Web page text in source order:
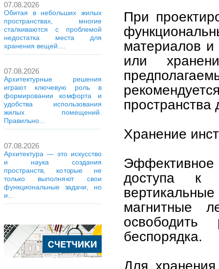
07.08.2026
Обитая в небольших жилых
пространствах, многие
сталкиваются с проблемой
недостатка места для
хранения вещей....
07.08.2026
Архитектурные решения
играют ключевую роль в
формировании комфорта и
удобства использования
жилых помещений.
Правильно...
07.08.2026
Архитектура — это искусство
и наука создания
пространств, которые не
только выполняют свои
функциональные задачи, но
и...
При
материалов и
или
Хранение
Эффективное
доступа к
магнитные
беспорядка.
Для